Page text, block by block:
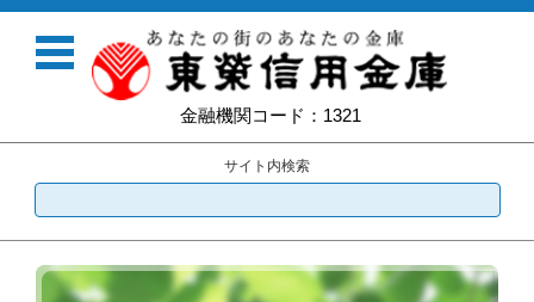
金融機関コード：1321
サイト内検索
コンテンツに移動